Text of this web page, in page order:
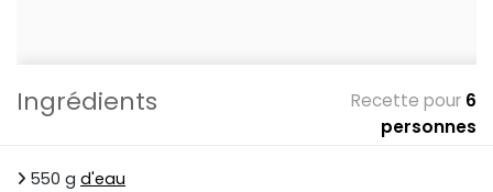
Ingrédients Recette pour 6
personnes
550 g d'eau